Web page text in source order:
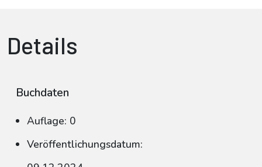
Details
Buchdaten
Auflage: 0
Veröffentlichungsdatum: